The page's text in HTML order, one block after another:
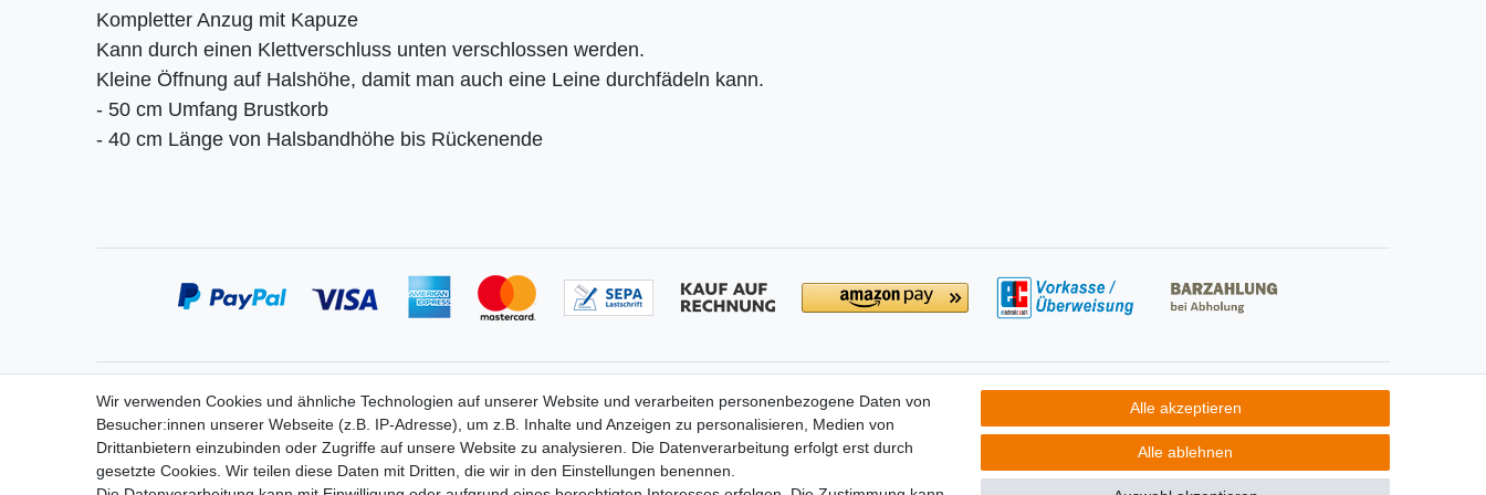
Kompletter Anzug mit Kapuze
Kann durch einen Klettverschluss unten verschlossen werden.
Kleine Öffnung auf Halshöhe, damit man auch eine Leine durchfädeln kann.
- 50 cm Umfang Brustkorb
- 40 cm Länge von Halsbandhöhe bis Rückenende
Zahlung
Versand
Kontakt
Messe-Termine
Widerrufs­recht
Vertrag widerrufen
Impressum
Daten­schutz­erklärung
Social Media
Wir verwenden Cookies und ähnliche Technologien auf unserer Website und verarbeiten personenbezogene Daten von
Besucher:innen unserer Webseite (z.B. IP-Adresse), um z.B. Inhalte und Anzeigen zu personalisieren, Medien von
Drittanbietern einzubinden oder Zugriffe auf unsere Website zu analysieren. Die Datenverarbeitung erfolgt erst durch
gesetzte Cookies. Wir teilen diese Daten mit Dritten, die wir in den Einstellungen benennen.
Alle akzeptieren
Alle ablehnen